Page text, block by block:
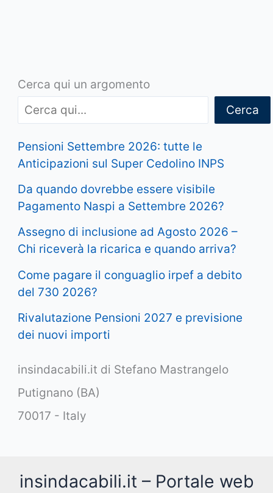
Cerca qui un argomento
Cerca
Pensioni Settembre 2026: tutte le
Anticipazioni sul Super Cedolino INPS
Da quando dovrebbe essere visibile
Pagamento Naspi a Settembre 2026?
Assegno di inclusione ad Agosto 2026 –
Chi riceverà la ricarica e quando arriva?
Come pagare il conguaglio irpef a debito
del 730 2026?
Rivalutazione Pensioni 2027 e previsione
dei nuovi importi
insindacabili.it di Stefano Mastrangelo
Putignano (BA)
70017 - Italy
insindacabili.it – Portale web